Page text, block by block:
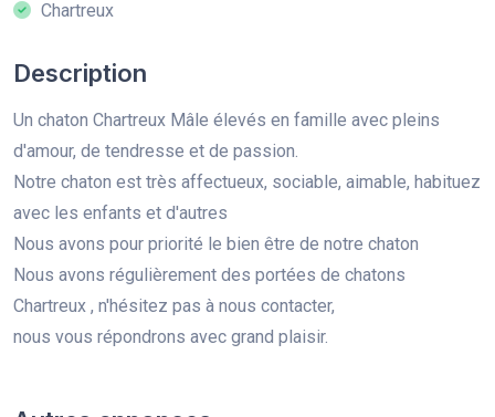
Chartreux
Description
Un chaton Chartreux Mâle élevés en famille avec pleins
d'amour, de tendresse et de passion.
Notre chaton est très affectueux, sociable, aimable, habituez
avec les enfants et d'autres
Nous avons pour priorité le bien être de notre chaton
Nous avons régulièrement des portées de chatons
Chartreux , n'hésitez pas à nous contacter,
nous vous répondrons avec grand plaisir.